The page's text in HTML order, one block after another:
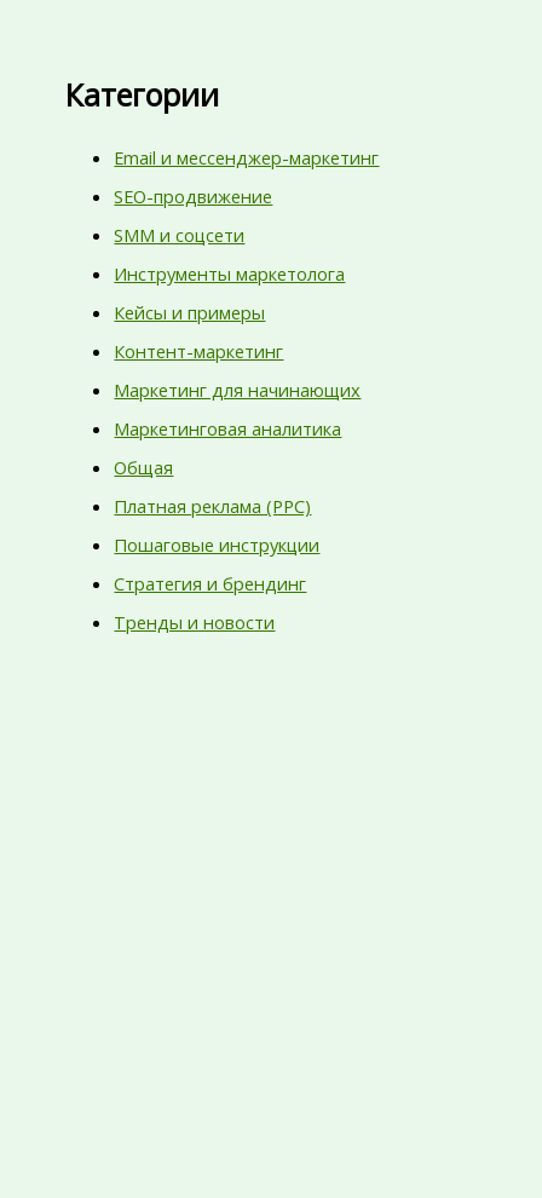
Категории
Email и мессенджер-маркетинг
SEO-продвижение
SMM и соцсети
Инструменты маркетолога
Кейсы и примеры
Контент-маркетинг
Маркетинг для начинающих
Маркетинговая аналитика
Общая
Платная реклама (PPC)
Пошаговые инструкции
Стратегия и брендинг
Тренды и новости